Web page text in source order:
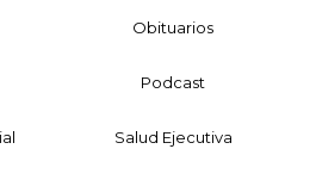
Obituarios
Podcast
Salud Ejecutiva